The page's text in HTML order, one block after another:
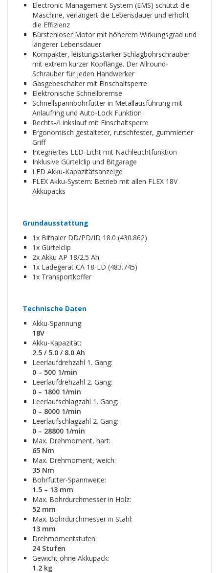
Electronic Management System (EMS) schützt die
Maschine, verlängert die Lebensdauer und erhöht
die Effizienz
Bürstenloser Motor mit höherem Wirkungsgrad und
längerer Lebensdauer
Kompakter, leistungsstarker Schlagbohrschrauber
mit extrem kurzer Kopflänge. Der Allround-
Schrauber für jeden Handwerker
Gasgebeschalter mit Einschaltsperre
Elektronische Schnellbremse
Schnellspannbohrfutter in Metallausführung mit
Anlaufring und Auto-Lock Funktion
Rechts-/Linkslauf mit Einschaltsperre
Ergonomisch gestalteter, rutschfester, gummierter
Griff
Integriertes LED-Licht mit Nachleuchtfunktion
Inklusive Gürtelclip und Bitgarage
LED Akku-Kapazitätsanzeige
FLEX Akku-System: Betrieb mit allen FLEX 18V
Akkupacks
Grundausstattung
1x Bithaler DD/PD/ID 18.0 (430.862)
1x Gürtelclip
2x Akku AP 18/2.5 Ah
1x Ladegerät CA 18-LD (483.745)
1x Transportkoffer
Technische Daten
Akku-Spannung:
18V
Akku-Kapazität:
2.5 / 5.0 / 8.0 Ah
Leerlaufdrehzahl 1. Gang:
0 – 500 1/min
Leerlaufdrehzahl 2. Gang:
0 – 1800 1/min
Leerlaufschlagzahl 1. Gang:
0 – 8000 1/min
Leerlaufschlagzahl 2. Gang:
0 – 28800 1/min
Max. Drehmoment, hart:
65 Nm
Max. Drehmoment, weich:
35 Nm
Bohrfutter-Spannweite:
1.5 – 13 mm
Max. Bohrdurchmesser in Holz:
52 mm
Max. Bohrdurchmesser in Stahl:
13 mm
Drehmomentstufen:
24 Stufen
Gewicht ohne Akkupack:
1.2 kg